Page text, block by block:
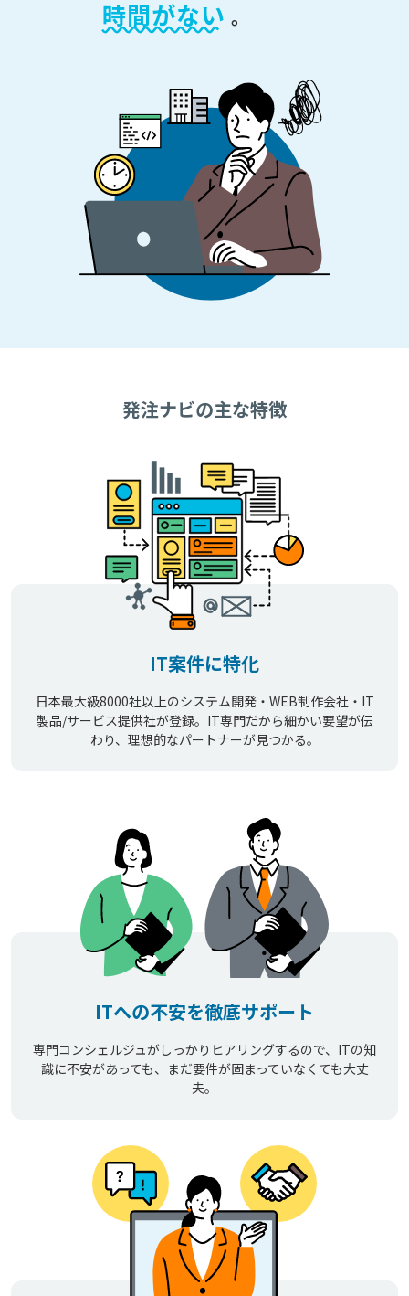
時間がない 。
発注ナビの主な特徴
IT案件に特化
日本最大級8000社以上のシステム開発・WEB制作会社・IT
製品/サービス提供社が登録。IT専門だから細かい要望が伝
わり、理想的なパートナーが見つかる。
ITへの不安を徹底サポート
専門コンシェルジュがしっかりヒアリングするので、ITの知
識に不安があっても、まだ要件が固まっていなくても大丈
夫。